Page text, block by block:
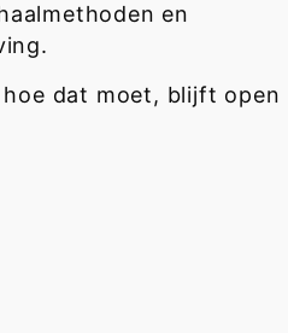
en
dat moet, blijft open